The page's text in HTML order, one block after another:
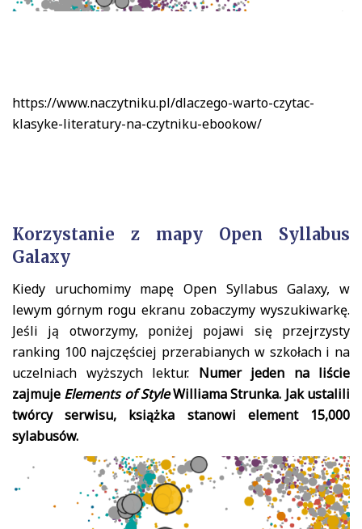
https://www.naczytniku.pl/dlaczego-warto-czytac-
klasyke-literatury-na-czytniku-ebookow/
Korzystanie z mapy Open Syllabus
Galaxy
Kiedy uruchomimy mapę Open Syllabus Galaxy, w
lewym górnym rogu ekranu zobaczymy wyszukiwarkę.
Jeśli ją otworzymy, poniżej pojawi się przejrzysty
ranking 100 najczęściej przerabianych w szkołach i na
uczelniach wyższych lektur. Numer jeden na liście
zajmuje Elements of StyleWilliama Strunka. Jak ustalili
twórcy serwisu, książka stanowi element 15,000
sylabusów.